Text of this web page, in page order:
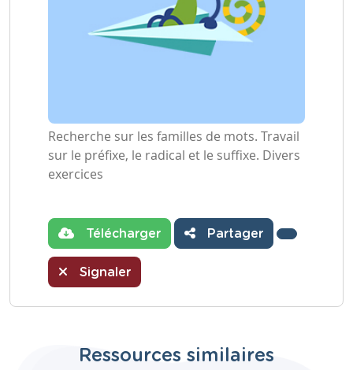
Recherche sur les familles de mots. Travail
sur le préfixe, le radical et le suffixe. Divers
exercices
Télécharger Partager
Signaler
Ressources similaires